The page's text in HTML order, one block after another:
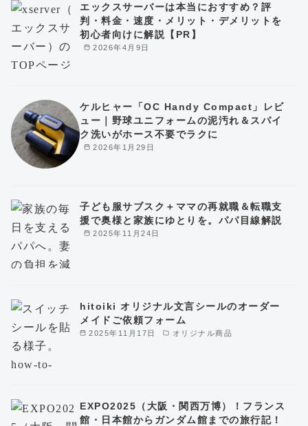
2026年4月9日
エックスサーバーは本当におすすめ？評
判・料金・速度・メリット・デメリットを
初心者向けに解説【PR】
2026年1月29日
ケルヒャー「OC Handy Compact」レビ
ュー｜野球ユニフォームの泥汚れ＆スパイ
ク洗いがホース不要でラクに
2025年11月24日
子ども服サブスク＋ママの再就職＆転職支
援で奥様と家族にゆとりを。パパ目線解説
2025年11月17日 オリジナル商品
hitoiki オリジナル文言シールのオーダー
メイドご依頼フォーム
EXPO2025（大阪・関西万博）！フランス
館・日本館からガンダム館までの旅行記！